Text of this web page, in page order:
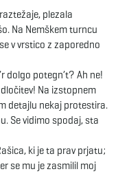
e
plezala
Na Nemškem turncu
v vrstico z zaporedno
dolgo potegn’t? Ah ne!
Na izstopnem
detajlu nekaj protestira.
Se vidimo spodaj, sta
ki je ta prav prjatu;
se mu je zasmilil moj